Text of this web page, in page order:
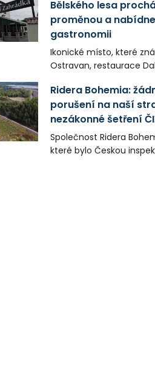
Bělského lesa
proměnou a
gastronomii
Ikonické místo, které
Ostravan, restaurace
společnost Dang
s.r.o. investuje do
milionů korun. Cílem je
Ostravě dva špičkové
koncepty, které v
chyběly, luxusní
Ridera Bohemia:
porušení na naší
nezákonné šetření
Společnost Ridera
které bylo Českou